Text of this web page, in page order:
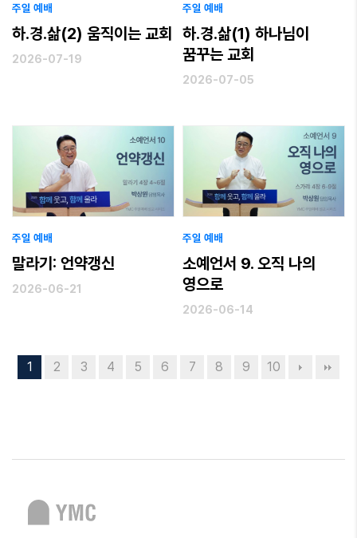
주일 예배
하.경.삶(2) 움직이는 교회
2026-07-19
주일 예배
하.경.삶(1) 하나님이
꿈꾸는 교회
2026-07-05
주일 예배
말라기: 언약갱신
2026-06-21
주일 예배
소예언서 9. 오직 나의
영으로
2026-06-14
1 2 3 4 5 6 7 8 9 10